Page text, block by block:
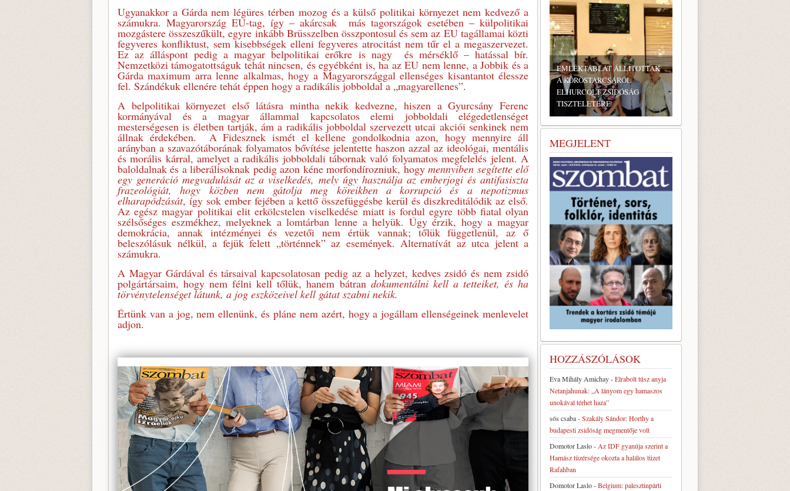
Ugyanakkor a Gárda nem légüres térben mozog és a külső politikai környezet nem kedvező a
számukra. Magyarország EU-tag, így – akárcsak más tagországok esetében – külpolitikai
mozgástere összeszűkült, egyre inkább Brüsszelben összpontosul és sem az EU tagállamai közti
fegyveres konfliktust, sem kisebbségek elleni fegyveres atrocitást nem tűr el a megaszervezet.
Ez az álláspont pedig a magyar belpolitikai erőkre is nagy és mérséklő – hatással bír.
Nemzetközi támogatottságuk tehát nincsen, és egyébként is, ha az EU nem lenne, a Jobbik és a
Gárda maximum arra lenne alkalmas, hogy a Magyarországgal ellenséges kisantantot élessze
fel. Szándékuk ellenére tehát éppen hogy a radikális jobboldal a „magyarellenes”.
A belpolitikai környezet első látásra mintha nekik kedvezne, hiszen a Gyurcsány Ferenc
kormányával és a magyar állammal kapcsolatos elemi jobboldali elégedetlenséget
mesterségesen is életben tartják, ám a radikális jobboldal szervezett utcai akciói senkinek nem
állnak érdekében. A Fidesznek ismét el kellene gondolkodnia azon, hogy mennyire áll
arányban a szavazótáborának folyamatos bővítése jelentette haszon azzal az ideológai, mentális
és morális kárral, amelyet a radikális jobboldali tábornak való folyamatos megfelelés jelent. A
baloldalnak és a liberálisoknak pedig azon kéne morfondírozniuk, hogymennyiben segítette elő
egy generáció megvadulását az a viselkedés, mely úgy használja az emberjogi és antifasiszta
frazeológiát, hogy közben nem gátolja meg köreikben a korrupció és a nepotizmus
elharapódzását, így sok ember fejében a kettő összefüggésbe kerül és diszkreditálódik az első.
Az egész magyar politikai elit erkölcstelen viselkedése miatt is fordul egyre több fiatal olyan
szélsőséges eszmékhez, melyeknek a lomtárban lenne a helyük. Úgy érzik, hogy a magyar
demokrácia, annak intézményei és vezetői nem értük vannak; tőlük függetlenül, az ő
beleszólásuk nélkül, a fejük felett „történnek” az események. Alternatívát az utca jelent a
számukra.
A Magyar Gárdával és társaival kapcsolatosan pedig az a helyzet, kedves zsidó és nem zsidó
polgártársaim, hogy nem félni kell tőlük, hanem bátran dokumentálni kell a tetteiket, és ha
törvénytelenséget látunk, a jog eszközeivel kell gátat szabni nekik.
Értünk van a jog, nem ellenünk, és pláne nem azért, hogy a jogállam ellenségeinek menlevelet
adjon.
EMLÉKTÁBLÁT ÁLLÍTOTTAK
A KÖRÖSTARCSÁRÓL
ELHURCOLT ZSIDÓSÁG
TISZTELETÉRE
BONYHÁDI ZSIDÓ NAPOK
MEGJELENT
HOZZÁSZÓLÁSOK
Eva Mihály Amichay-Elrabolt túsz anyja
Netanjahunak: „A lányom egy hamaszos
unokával térhet haza”
sós csaba-Szakály Sándor: Horthy a
budapesti zsidóság megmentője volt
Domotor Laslo- Az IDF gyanúja szerint a
Hamász tüzérsége okozta a halálos tüzet
Rafahban
Domotor Laslo-Belgium: palesztinpárti